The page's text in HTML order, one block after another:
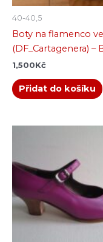
40-40,5
Boty na flamenco
(DF_Cartagenera) –
1,500Kč
Přidat do košíku